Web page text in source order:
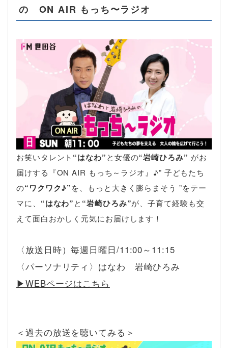
の ON AIR もっち〜ラジオ
お笑いタレント “はなわ”と女優の“岩崎ひろみ” がお
届けする『ON AIR もっち～ラジオ』♪” 子どもたち
の“ワクワク♪”を、もっと大きく膨らまそう ”をテー
マに、 “はなわ”と “岩崎ひろみ”が、子育て経験も交
えて面白おかしく元気にお届けします！
〈放送日時）毎週日曜日/11:00～11:15
〈パーソナリティ〉はなわ 岩崎ひろみ
▶︎WEBページはこちら
＜過去の放送を聴いてみる＞